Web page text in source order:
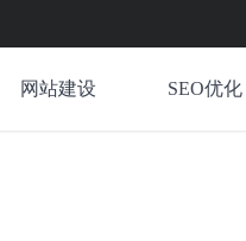
网站建设 SEO优化